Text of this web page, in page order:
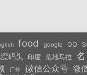
food google QQ
码头 印度 危地马拉
广州 微信公众号 微